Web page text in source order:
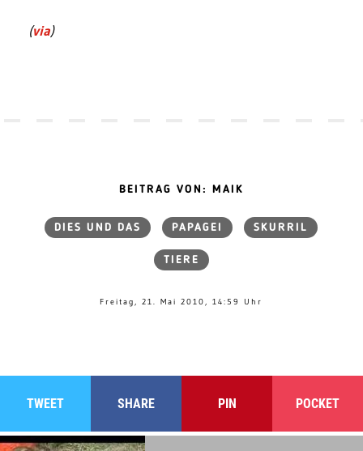
(via)
BEITRAG VON: MAIK
DIES UND DAS PAPAGEI SKURRIL
TIERE
Freitag, 21. Mai 2010, 14:59 Uhr
TWEET SHARE PIN POCKET